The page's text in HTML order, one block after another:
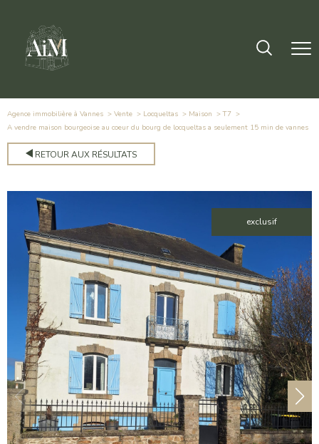
Agence immobilière à Vannes Vente Locqueltas Maison
T7
a vendre maison bourgeoise au coeur du bourg de locqueltas a seulement 15 min de vannes
RETOUR AUX RÉSULTATS
exclusif